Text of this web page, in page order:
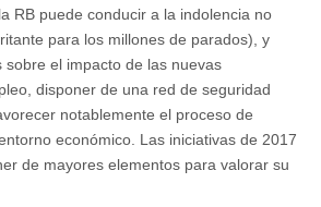
RB puede conducir a la indolencia no
para los millones de parados), y
sobre el impacto de las nuevas
disponer de una red de seguridad
notablemente el proceso de
económico. Las iniciativas de 2017
de mayores elementos para valorar su